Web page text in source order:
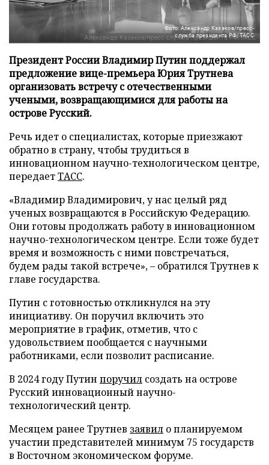
Фото: Александр Казаков/пресс-
служба президента РФ/ТАСС
Президент России Владимир Путин поддержал
предложение вице-премьера Юрия Трутнева
организовать встречу с отечественными
учеными, возвращающимися для работы на
острове Русский.
Речь идет о специалистах, которые приезжают
обратно в страну, чтобы трудиться в
инновационном научно-технологическом центре,
передаетТАСС.
«Владимир Владимирович, у нас целый ряд
ученых возвращаются в Российскую Федерацию.
Они готовы продолжать работу в инновационном
научно-технологическом центре. Если тоже будет
время и возможность с ними повстречаться,
будем рады такой встрече», – обратился Трутнев к
главе государства.
Путин с готовностью откликнулся на эту
инициативу. Он поручил включить это
мероприятие в график, отметив, что с
удовольствием пообщается с научными
работниками, если позволит расписание.
В 2024 году Путин поручил создать на острове
Русский инновационный научно-
технологический центр.
Месяцем ранее Трутнев заявил о планируемом
участии представителей минимум 75 государств
в Восточном экономическом форуме.